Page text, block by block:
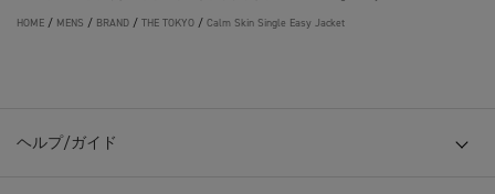
HOME / MENS / BRAND / THE TOKYO / Calm Skin Single Easy Jacket
ヘルプ/ガイド